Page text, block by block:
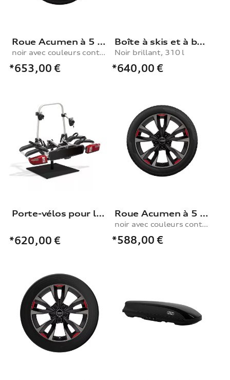
Roue Acumen à 5 branches en V
noir avec couleurs contrastantes gris quartz et rouge signal, 8,0Jx18, pneu 225/40 R18 92Y XL
*653,00 €
Boîte à skis et à bagages, noir brillant, 310 l
Noir brillant, 310 l
*640,00 €
Porte-vélos pour le dispositif d'attelage
*620,00 €
Roue Acumen à 5 branches en V
noir avec couleurs contrastantes gris quartz et rouge signal, 8,0Jx18, pneu d’hiver 225/40 R18 92V XL, droite
*588,00 €